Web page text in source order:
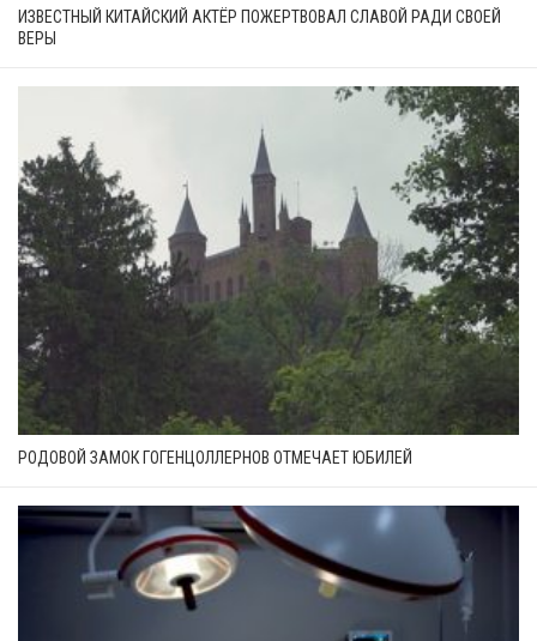
ИЗВЕСТНЫЙ КИТАЙСКИЙ АКТЁР ПОЖЕРТВОВАЛ СЛАВОЙ РАДИ СВОЕЙ
ВЕРЫ
РОДОВОЙ ЗАМОК ГОГЕНЦОЛЛЕРНОВ ОТМЕЧАЕТ ЮБИЛЕЙ